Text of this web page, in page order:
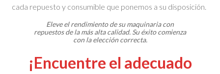
cada repuesto y consumible que ponemos a su disposición.
Eleve el rendimiento de su maquinaria con
repuestos de la más alta calidad. Su éxito comienza
con la elección correcta.
¡Encuentre el adecuado